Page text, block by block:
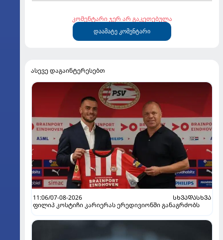
კომენტარი ჯერ არ გაკეთებულა
დაამატე კომენტარი
ასევე დაგაინტერესებთ
11:06/07-08-2026
ᲡᲮᲕᲐᲓᲐᲡᲮᲕᲐ
ფილიპ კოსტიჩი კარიერას ერედივიონში განაგრძობს